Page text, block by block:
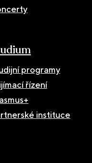
programy
řízení
instituce